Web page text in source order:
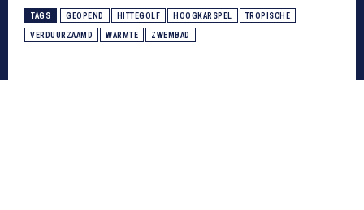
TAGS GEOPEND HITTEGOLF HOOGKARSPEL TROPISCHE
VERDUURZAAMD WARMTE ZWEMBAD